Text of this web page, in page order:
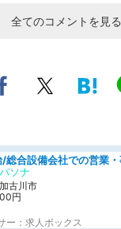
全てのコメントを見る
ソナ
古川市
円
ー：求人ボックス